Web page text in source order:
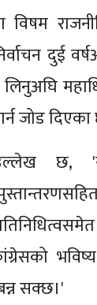
दुई
लिनुअघि
जोड दिएका
उल्लेख छ,
सक्छ।'